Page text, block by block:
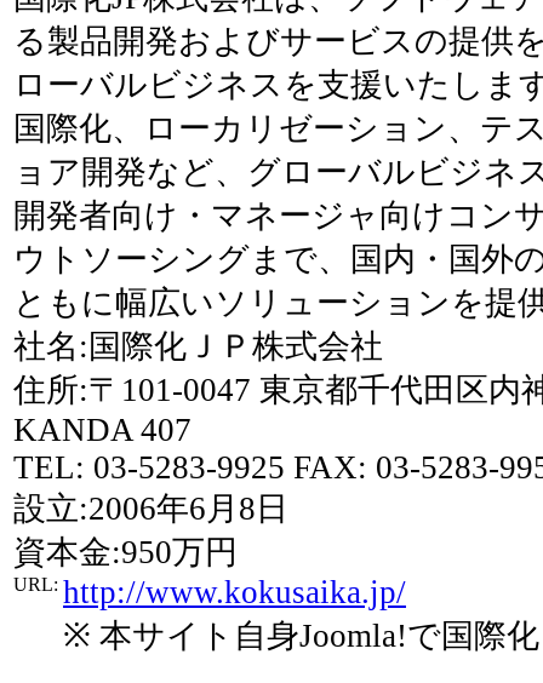
る製品開発およびサービスの提供
ローバルビジネスを支援いたしま
国際化、ローカリゼーション、テ
ョア開発など、グローバルビジネ
開発者向け・マネージャ向けコン
ウトソーシングまで、国内・国外
ともに幅広いソリューションを提
社名:国際化ＪＰ株式会社
住所:〒101-0047 東京都千代田区内
KANDA 407
TEL: 03-5283-9925 FAX: 03-5283-
設立:2006年6月8日
資本金:950万円
URL: http://www.kokusaika.jp/
※ 本サイト自身Joomla!で国際